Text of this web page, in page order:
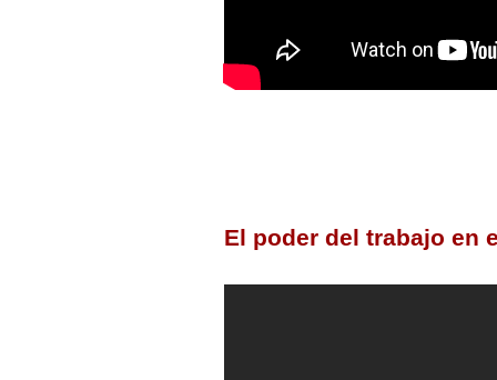
El poder del trabajo en